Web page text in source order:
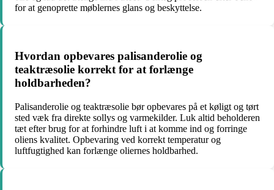
for at genoprette møblernes glans og beskyttelse.
Hvordan opbevares palisanderolie og
teaktræsolie korrekt for at forlænge
holdbarheden?
Palisanderolie og teaktræsolie bør opbevares på et køligt og tørt
sted væk fra direkte sollys og varmekilder. Luk altid beholderen
tæt efter brug for at forhindre luft i at komme ind og forringe
oliens kvalitet. Opbevaring ved korrekt temperatur og
luftfugtighed kan forlænge oliernes holdbarhed.